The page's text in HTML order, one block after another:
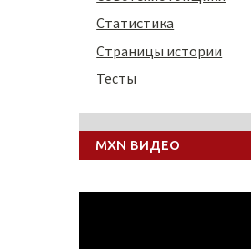
Статистика
Страницы истории
Тесты
MXN ВИДЕО